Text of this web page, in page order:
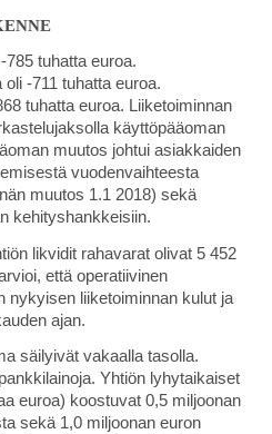
785 tuhatta euroa.
-711 tuhatta euroa.
tuhatta euroa. Liiketoiminnan
käyttöpääoman
muutos johtui asiakkaiden
vuodenvaihteesta
muutos 1.1 2018) sekä
kehityshankkeisiin.
likvidit rahavarat olivat 5 452
että operatiivinen
nykyisen liiketoiminnan kulut ja
ajan.
säilyivät vakaalla tasolla.
Yhtiön lyhytaikaiset
euroa) koostuvat 0,5 miljoonan
sekä 1,0 miljoonan euron